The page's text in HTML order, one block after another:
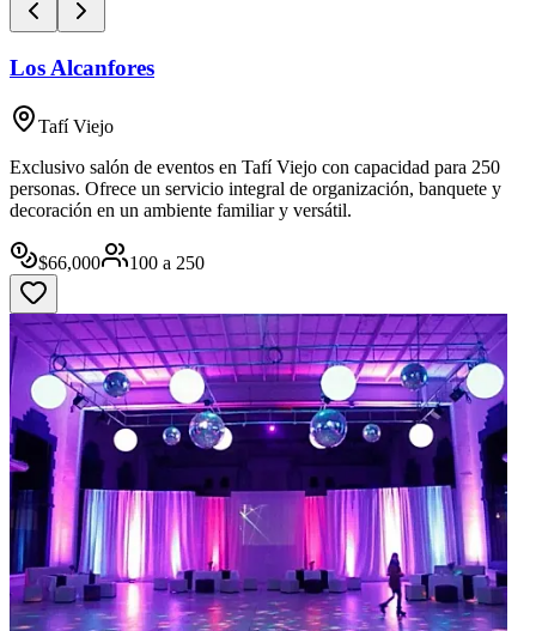
Los Alcanfores
Tafí Viejo
Exclusivo salón de eventos en Tafí Viejo con capacidad para 250
personas. Ofrece un servicio integral de organización, banquete y
decoración en un ambiente familiar y versátil.
$66,000 100 a 250